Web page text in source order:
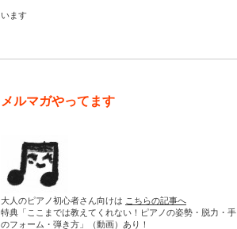
います
メルマガやってます
大人のピアノ初心者さん向けは こちらの記事へ
特典「ここまでは教えてくれない！ピアノの姿勢・脱力・手
のフォーム・弾き方」（動画）あり！